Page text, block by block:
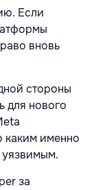
Если
вновь
стороны
для нового
каким именно
уязвимым.
за